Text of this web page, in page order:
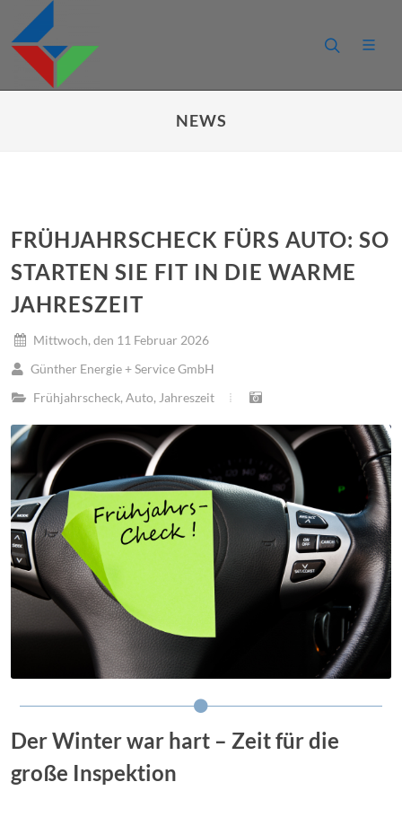
NEWS
FRÜHJAHRSCHECK FÜRS AUTO: SO
STARTEN SIE FIT IN DIE WARME
JAHRESZEIT
Mittwoch, den 11 Februar 2026
Günther Energie + Service GmbH
Frühjahrscheck, Auto, Jahreszeit
Der Winter war hart – Zeit für die
große Inspektion